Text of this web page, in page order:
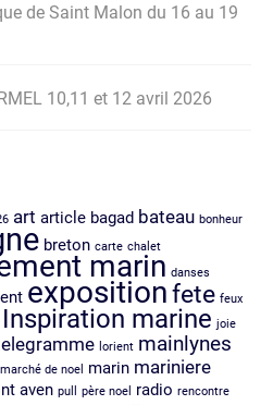
de Saint Malon du 16 au 19
10,11 et 12 avril 2026
art article bagad bateau bonheur
breton carte chalet
marin danses
expositionfete feux
Inspiration marine joie
lorient mainlynes
marché de noel marin mariniere
aven pull père noel radio rencontre